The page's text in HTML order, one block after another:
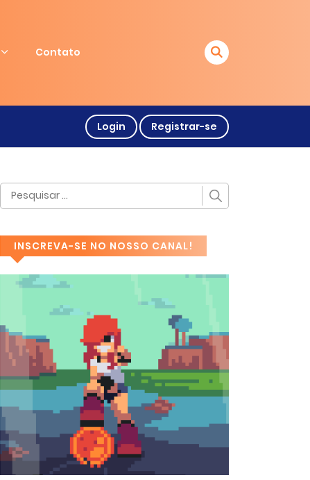
Contato
Login Registrar-se
INSCREVA-SE NO NOSSO CANAL!